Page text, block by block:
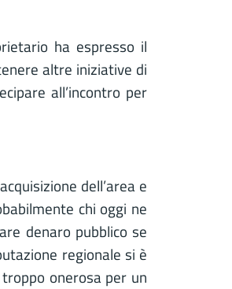
ha espresso il
altre iniziative di
all’incontro per
dell’area e
chi oggi ne
denaro pubblico se
regionale si è
onerosa per un